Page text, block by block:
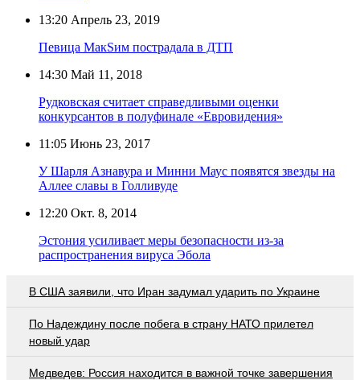
13:20 Апрель 23, 2019
Певица МакSим пострадала в ДТП
14:30 Май 11, 2018
Рудковская считает справедливыми оценки
конкурсантов в полуфинале «Евровидения»
11:05 Июнь 23, 2017
У Шарля Азнавура и Минни Маус появятся звезды на
Аллее славы в Голливуде
12:20 Окт. 8, 2014
Эстония усиливает меры безопасности из-за
распространения вируса Эбола
В США заявили, что Иран задумал ударить по Украине
По Надеждину после побега в страну НАТО прилетел
новый удар
Медведев: Россия находится в важной точке завершения